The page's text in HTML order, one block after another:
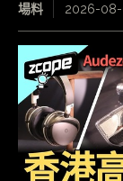
場料 2026-